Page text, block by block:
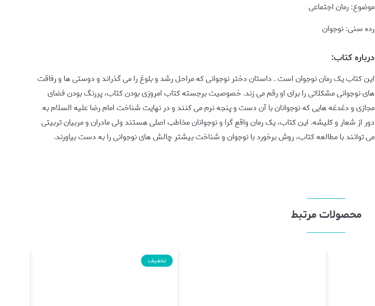
موضوع: رمان اجتماعی
رده سنی: نوجوان
درباره کتاب:
این کتاب یک رمان نوجوان است . داستان دختر نوجوانی که مراحل رشد و بلوغ را می گذراند و دوستی ها و رفاقت
های نوجوانی مشکلاتی را برای او رقم می زند. خصوصیت برجسته کتاب امروزی بودن کتاب، پررنگ بودن فضای
مجازی و دغدغه هایی که نوجوانان با آن دست و پنجه نرم می کنند و در نهایت شناخت امام رضا علیه السلام به
دور از شعار و کلیشه. این کتاب، یک رمان واقع گرا و نوجوانان مخاطب اصلی هستند ولی مادران و مربیان تربیتی
می توانند با مطالعه کتاب، روش برخورد با نوجوان و شناخت بیشتر چالش های نوجوانی را به دست بیاورند.
محصولات مرتبط
تخفیف